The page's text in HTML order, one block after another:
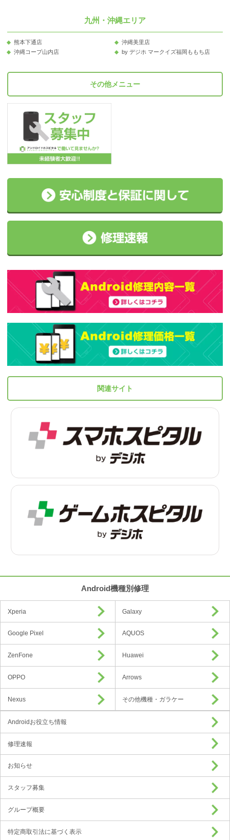
九州・沖縄エリア
熊本下通店
沖縄美里店
沖縄コープ山内店
by デジホ マークイズ福岡ももち店
その他メニュー
関連サイト
Android機種別修理
Xperia Galaxy
Google Pixel AQUOS
ZenFone Huawei
OPPO Arrows
Nexus その他機種・ガラケー
Androidお役立ち情報
修理速報
お知らせ
スタッフ募集
グループ概要
特定商取引法に基づく表示